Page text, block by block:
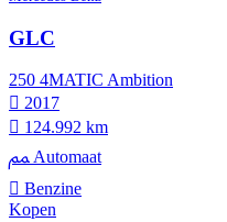
GLC
250 4MATIC Ambition
2017
124.992 km
Automaat
Benzine
Kopen